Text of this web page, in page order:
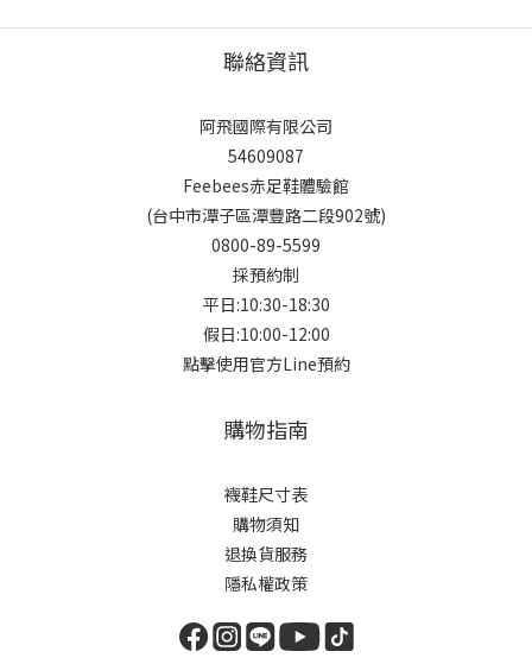
聯絡資訊
阿飛國際有限公司
54609087
Feebees赤足鞋體驗館
(台中市潭子區潭豐路二段902號)
0800-89-5599
採預約制
平日:10:30-18:30
假日:10:00-12:00
點擊使用官方Line預約
購物指南
襪鞋尺寸表
購物須知
退換貨服務
隱私權政策